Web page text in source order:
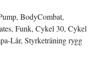
BodyCombat,
Funk, Cykel 30, Cykel
Lår, Styrketräning rygg